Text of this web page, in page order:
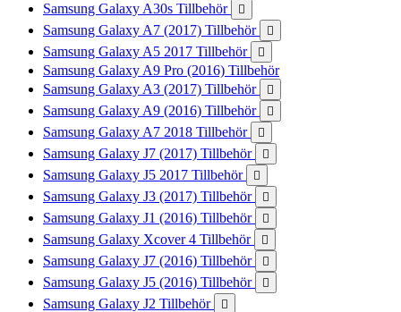
Samsung Galaxy A30s Tillbehör 
Samsung Galaxy A7 (2017) Tillbehör 
Samsung Galaxy A5 2017 Tillbehör 
Samsung Galaxy A9 Pro (2016) Tillbehör
Samsung Galaxy A3 (2017) Tillbehör

Samsung Galaxy A9 (2016) Tillbehör 
Samsung Galaxy A7 2018 Tillbehör 
Samsung Galaxy J7 (2017) Tillbehör 
Samsung Galaxy J5 2017 Tillbehör 
Samsung Galaxy J3 (2017) Tillbehör 
Samsung Galaxy J1 (2016) Tillbehör 
Samsung Galaxy Xcover 4 Tillbehör 
Samsung Galaxy J7 (2016) Tillbehör 
Samsung Galaxy J5 (2016) Tillbehör 
Samsung Galaxy J2 Tillbehör 